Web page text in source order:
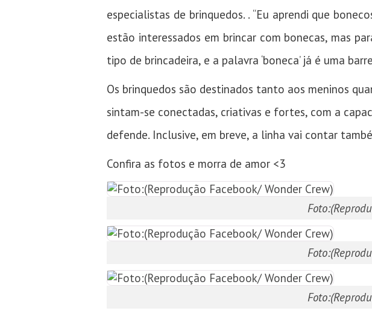
especialistas de brinquedos. . “Eu aprendi que
estão interessados em brincar com bonecas, mas
tipo de brincadeira, e a palavra ‘boneca’ já é uma
Os brinquedos são destinados tanto aos meninos
sintam-se conectadas, criativas e fortes, com a
defende. Inclusive, em breve, a linha vai contar
Confira as fotos e morra de amor <3